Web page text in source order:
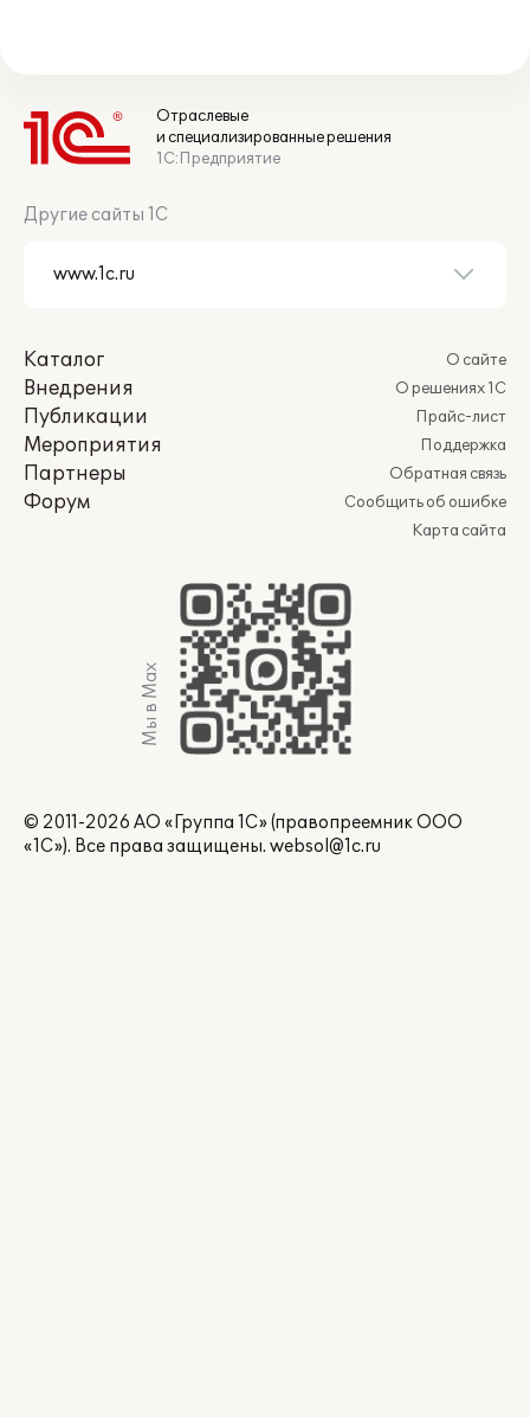
Отраслевые
и специализированные решения
1С:Предприятие
Другие сайты 1С
Каталог
Внедрения
Публикации
Мероприятия
Партнеры
Форум
О сайте
О решениях 1С
Прайс-лист
Поддержка
Обратная связь
Сообщить об ошибке
Карта сайта
Мы в Max
© 2011-2026 АО «Группа 1С» (правопреемник ООО
«1С»). Все права защищены. websol@1c.ru